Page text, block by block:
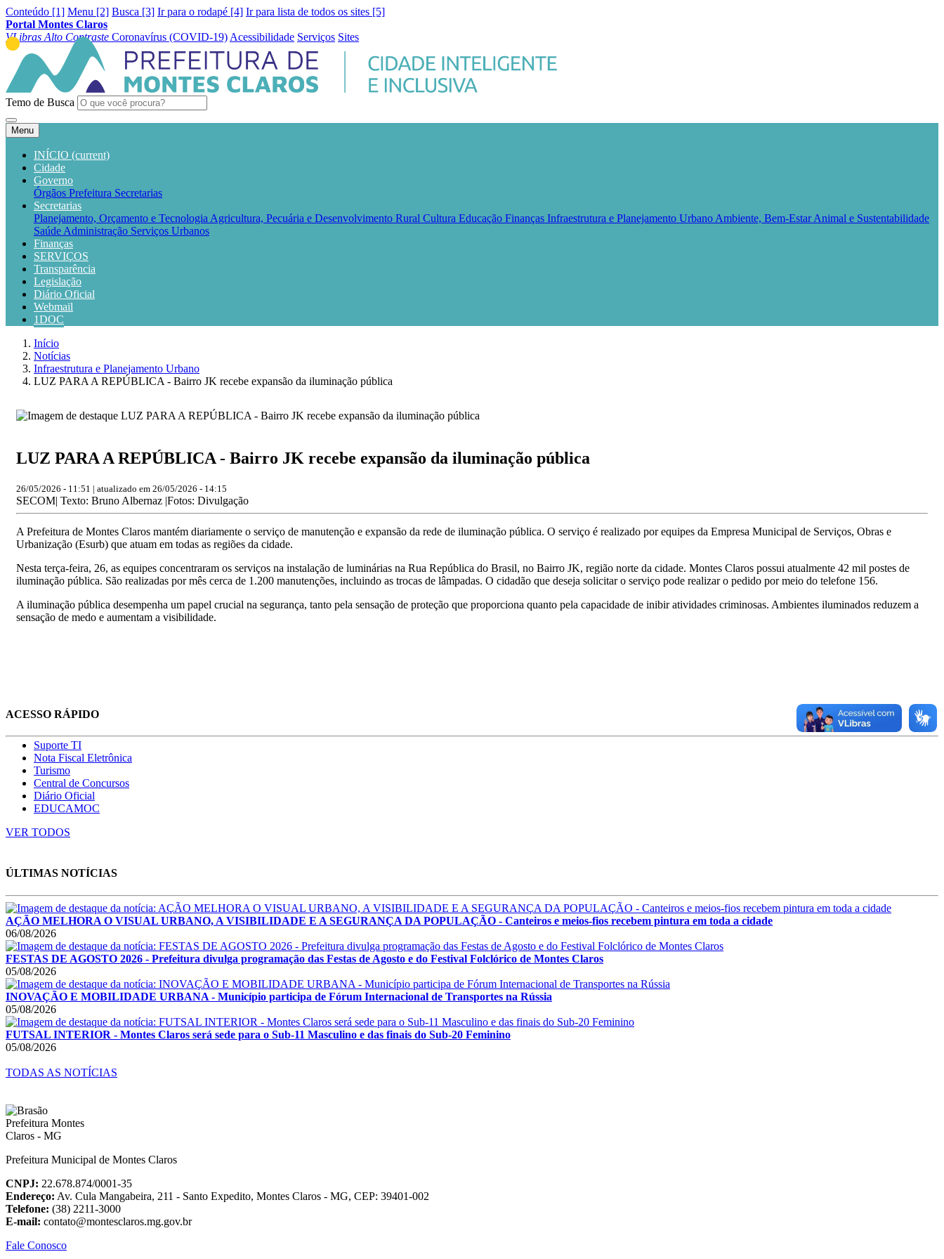
Conteúdo [1] Menu [2] Busca [3] Ir para o rodapé [4] Ir para lista de todos os sites [5]
Portal Montes Claros
VLibras Alto Contraste Coronavírus (COVID-19) Acessibilidade Serviços Sites
Temo de Busca
Menu
INÍCIO (current)
Cidade
Governo
Órgãos Prefeitura Secretarias
Secretarias
Planejamento, Orçamento e Tecnologia Agricultura, Pecuária e Desenvolvimento Rural Cultura Educação Finanças Infraestrutura e Planejamento Urbano Ambiente, Bem-Estar Animal e Sustentabilidade
Saúde Administração Serviços Urbanos
Finanças
SERVIÇOS
Transparência
Legislação
Diário Oficial
Webmail
1DOC
Início
Notícias
Infraestrutura e Planejamento Urbano
LUZ PARA A REPÚBLICA - Bairro JK recebe expansão da iluminação pública
LUZ PARA A REPÚBLICA - Bairro JK recebe expansão da iluminação pública
26/05/2026 - 11:51 | atualizado em 26/05/2026 - 14:15
SECOM| Texto: Bruno Albernaz |Fotos: Divulgação
A Prefeitura de Montes Claros mantém diariamente o serviço de manutenção e expansão da rede de iluminação pública. O serviço é realizado por equipes da Empresa Municipal de Serviços, Obras e
Urbanização (Esurb) que atuam em todas as regiões da cidade.
Nesta terça-feira, 26, as equipes concentraram os serviços na instalação de luminárias na Rua República do Brasil, no Bairro JK, região norte da cidade. Montes Claros possui atualmente 42 mil postes de
iluminação pública. São realizadas por mês cerca de 1.200 manutenções, incluindo as trocas de lâmpadas. O cidadão que deseja solicitar o serviço pode realizar o pedido por meio do telefone 156.
A iluminação pública desempenha um papel crucial na segurança, tanto pela sensação de proteção que proporciona quanto pela capacidade de inibir atividades criminosas. Ambientes iluminados reduzem a
sensação de medo e aumentam a visibilidade.
ACESSO RÁPIDO
Suporte TI
Nota Fiscal Eletrônica
Turismo
Central de Concursos
Diário Oficial
EDUCAMOC
VER TODOS
ÚLTIMAS NOTÍCIAS
AÇÃO MELHORA O VISUAL URBANO, A VISIBILIDADE E A SEGURANÇA DA POPULAÇÃO - Canteiros e meios-fios recebem pintura em toda a cidade
06/08/2026
FESTAS DE AGOSTO 2026 - Prefeitura divulga programação das Festas de Agosto e do Festival Folclórico de Montes Claros
05/08/2026
INOVAÇÃO E MOBILIDADE URBANA - Município participa de Fórum Internacional de Transportes na Rússia
05/08/2026
FUTSAL INTERIOR - Montes Claros será sede para o Sub-11 Masculino e das finais do Sub-20 Feminino
05/08/2026
TODAS AS NOTÍCIAS
Prefeitura Municipal de Montes Claros
CNPJ: 22.678.874/0001-35
Endereço: Av. Cula Mangabeira, 211 - Santo Expedito, Montes Claros - MG, CEP: 39401-002
Telefone: (38) 2211-3000
E-mail: contato@montesclaros.mg.gov.br
Fale Conosco